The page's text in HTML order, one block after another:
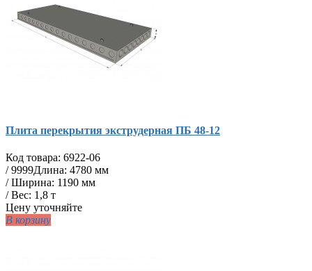
Плита перекрытия экструдерная ПБ 48-12
Код товара: 6922-06
/9999Длина: 4780 мм
/ Ширина: 1190 мм
/ Вес: 1,8 т
Цену уточняйте
В корзину